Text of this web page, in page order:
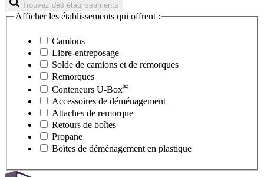
Trouvez des établissements
Afficher les établissements qui offrent :
Camions
Libre-entreposage
Solde de camions et de remorques
Remorques
Conteneurs U-Box®
Accessoires de déménagement
Attaches de remorque
Retours de boîtes
Propane
Boîtes de déménagement en plastique